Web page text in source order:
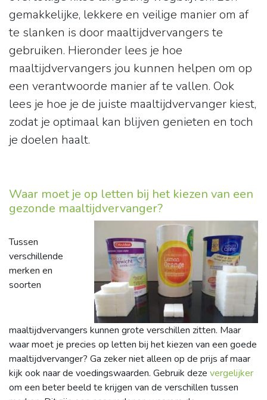
gemakkelijke, lekkere en veilige manier om af
te slanken is door maaltijdvervangers te
gebruiken. Hieronder lees je hoe
maaltijdvervangers jou kunnen helpen om op
een verantwoorde manier af te vallen. Ook
lees je hoe je de juiste maaltijdvervanger kiest,
zodat je optimaal kan blijven genieten en toch
je doelen haalt.
Waar moet je op letten bij het kiezen van een
gezonde maaltijdvervanger?
Tussen
verschillende
merken en
soorten
maaltijdvervangers kunnen grote verschillen zitten. Maar
waar moet je precies op letten bij het kiezen van een goede
maaltijdvervanger? Ga zeker niet alleen op de prijs af maar
kijk ook naar de voedingswaarden. Gebruik deze vergelijker
om een beter beeld te krijgen van de verschillen tussen